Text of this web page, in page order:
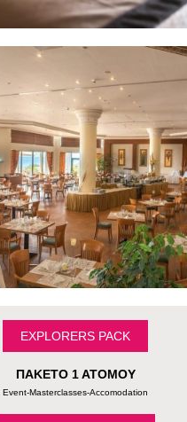
ΕXPLORERS PACK
ΠΑΚΕΤΟ 1 ΑΤΟΜΟΥ
Εvent-Masterclasses-Accomodation